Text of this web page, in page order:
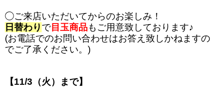
◯ご来店いただいてからのお楽しみ！
日替わり で目玉商品もご用意致しております♪
(お電話でのお問い合わせはお答え致しかねますの
でご了承ください。)
【11/3（火）まで】